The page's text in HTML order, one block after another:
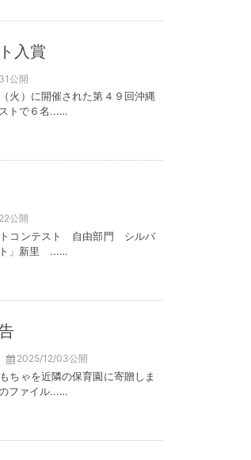
入賞
公開
火）に開催された第４９回沖縄
トで６名...…
公開
トコンテスト 自由部門 シルバ
ト」新里 ...…
2025/12/03公開
ちゃを近隣の保育園に寄贈しま
ファイル...…